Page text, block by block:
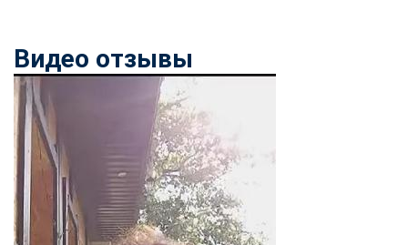
Видео отзывы